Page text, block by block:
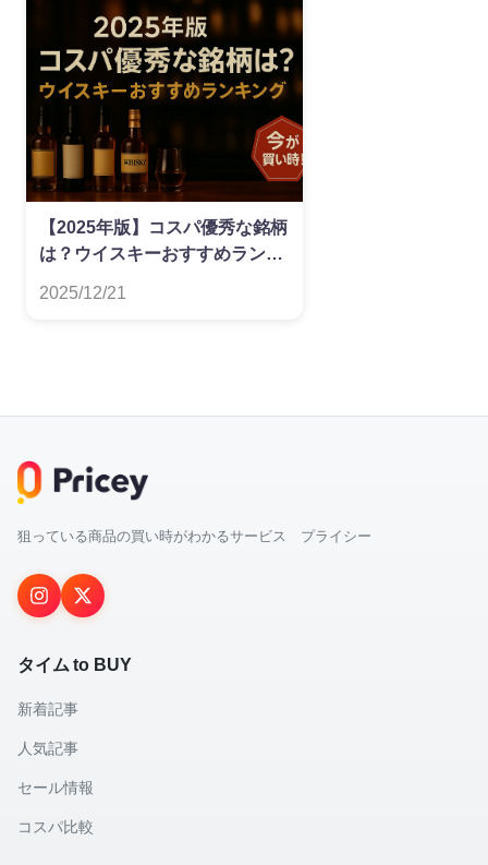
【2025年版】コスパ優秀な銘柄
は？ウイスキーおすすめランキ
2025/12/21
狙っている商品の買い時がわかるサービス プライシー
タイム to BUY
新着記事
人気記事
セール情報
コスパ比較